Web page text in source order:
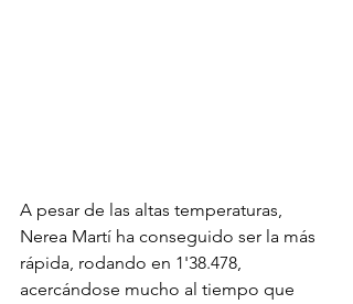
A pesar de las altas temperaturas,
Nerea Martí ha conseguido ser la más
rápida, rodando en 1'38.478,
acercándose mucho al tiempo que